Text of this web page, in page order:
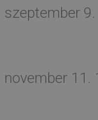
szeptember 9.
november 11.